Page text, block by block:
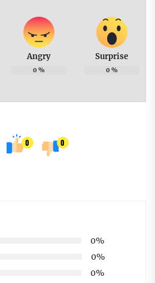
Angry
0 %
Surprise
0 %
0 0
0%
0%
0%